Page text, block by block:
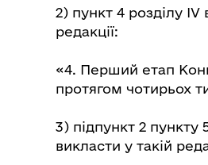
2) пункт 4 розділу ІV
редакції:
«4. Перший етап
протягом чотирьох
3) підпункт 2 пункту
викласти у такій